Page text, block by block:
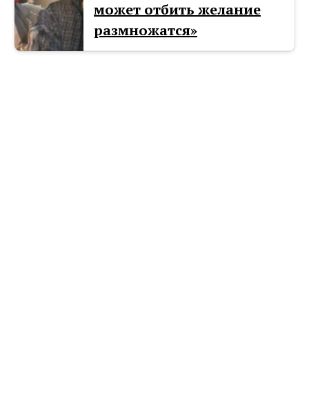
может отбить желание
размножатся»